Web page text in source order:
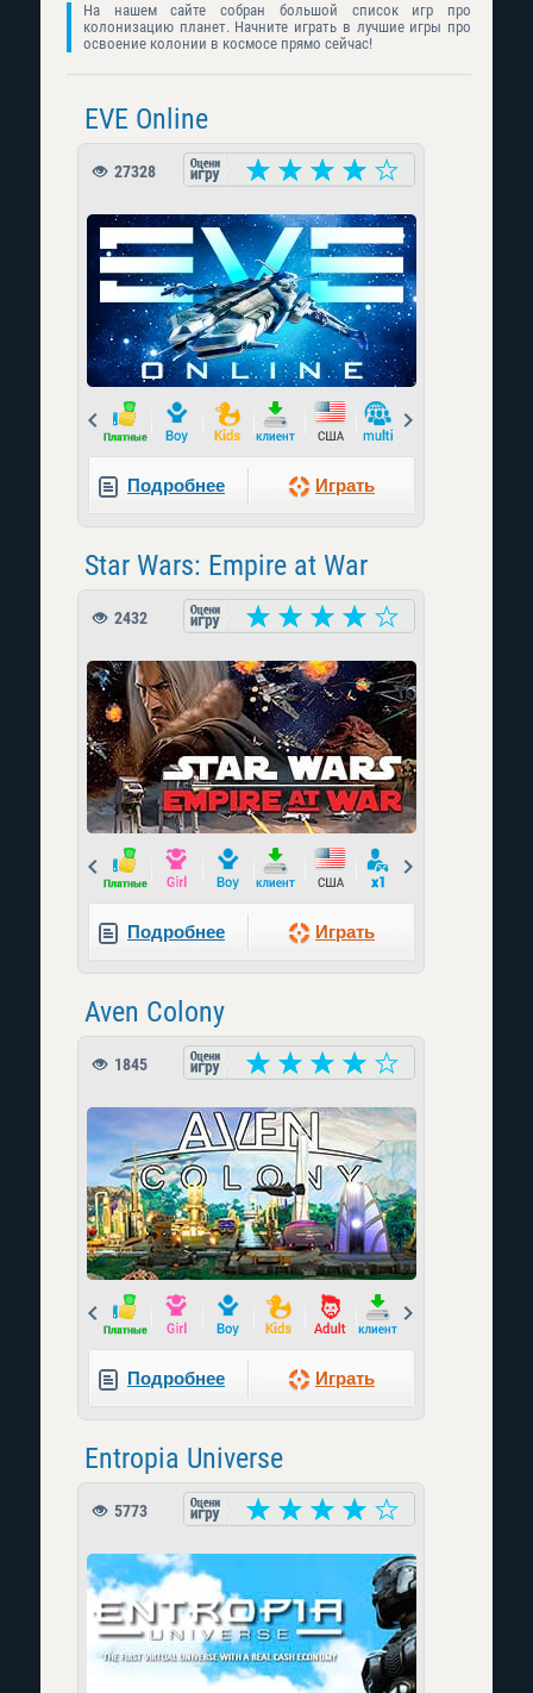
На нашем сайте собран большой список игр про
колонизацию планет. Начните играть в лучшие игры про
освоение колонии в космосе прямо сейчас!
EVE Online
27328
Prev
Подробнее Играть
Star Wars: Empire at War
2432
Prev
Подробнее Играть
Aven Colony
1845
Prev
Подробнее Играть
Entropia Universe
5773